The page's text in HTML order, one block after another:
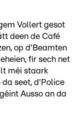
Vollert gesot
deen de Café
op d'Beamten
fir sech net
méi staark
da seet, d'Police
Ausso an da